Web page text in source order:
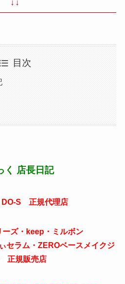
↓↓
目次
く 店長日記
DO-S 正規代理店
ーズ・keep・ミルボン
セラム・ZEROベースメイクジ
正規販売店